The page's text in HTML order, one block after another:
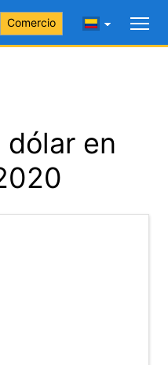
Comercio
dólar en